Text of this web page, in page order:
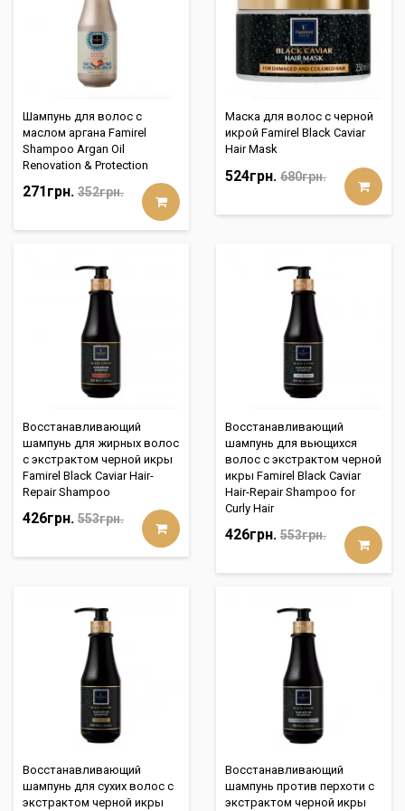
Шампунь для волос с
маслом аргана Famirel
Shampoo Argan Oil
Renovation & Protection
271грн. 352грн.
Маска для волос с черной
икрой Famirel Black Caviar
Hair Mask
524грн. 680грн.
Восстанавливающий
шампунь для жирных волос
с экстрактом черной икры
Famirel Black Caviar Hair-
Repair Shampoo
426грн. 553грн.
Восстанавливающий
шампунь для вьющихся
волос с экстрактом черной
икры Famirel Black Caviar
Hair-Repair Shampoo for
Curly Hair
426грн. 553грн.
Восстанавливающий
шампунь для сухих волос с
экстрактом черной икры
Восстанавливающий
шампунь против перхоти с
экстрактом черной икры